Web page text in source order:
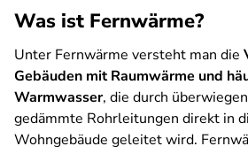
Was ist Fernwärme?
Unter Fernwärme versteht man die
Gebäuden mit Raumwärme und
Warmwasser, die durch
gedämmte Rohrleitungen direkt in
Wohngebäude geleitet wird.